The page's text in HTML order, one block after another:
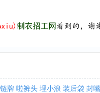
牌 啦裤头 埋小浪 装后袋 封嘴